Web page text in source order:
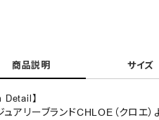
商品説明 サイズ
Detail】
ュアリーブランドCHLOE（クロエ